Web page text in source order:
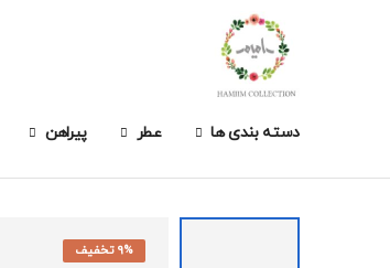
دسته بندی ها عطر پیراهن
9% تخفیف